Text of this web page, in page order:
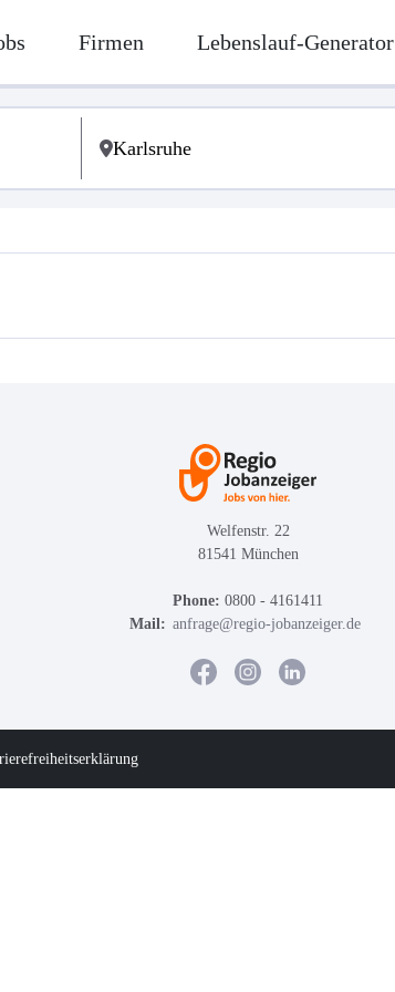
Firmen Lebenslauf-Generator
Welfenstr. 22
81541 München
Phone: 0800 - 4161411
Mail: anfrage@regio-jobanzeiger.de